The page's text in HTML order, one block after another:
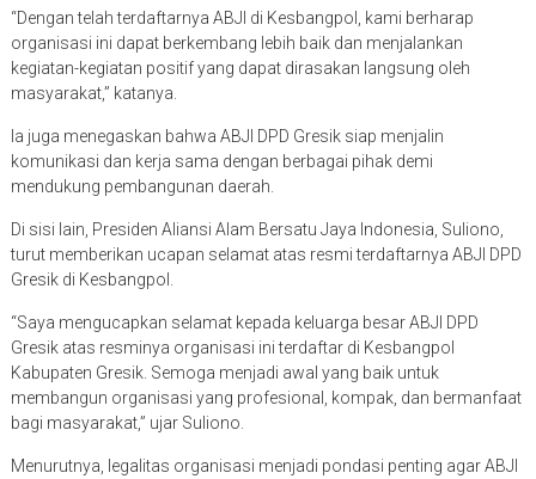
“Dengan telah terdaftarnya ABJI di Kesbangpol, kami berharap
organisasi ini dapat berkembang lebih baik dan menjalankan
kegiatan-kegiatan positif yang dapat dirasakan langsung oleh
masyarakat,” katanya.
Ia juga menegaskan bahwa ABJI DPD Gresik siap menjalin
komunikasi dan kerja sama dengan berbagai pihak demi
mendukung pembangunan daerah.
Di sisi lain, Presiden Aliansi Alam Bersatu Jaya Indonesia, Suliono,
turut memberikan ucapan selamat atas resmi terdaftarnya ABJI DPD
Gresik di Kesbangpol.
“Saya mengucapkan selamat kepada keluarga besar ABJI DPD
Gresik atas resminya organisasi ini terdaftar di Kesbangpol
Kabupaten Gresik. Semoga menjadi awal yang baik untuk
membangun organisasi yang profesional, kompak, dan bermanfaat
bagi masyarakat,” ujar Suliono.
Menurutnya, legalitas organisasi menjadi pondasi penting agar ABJI